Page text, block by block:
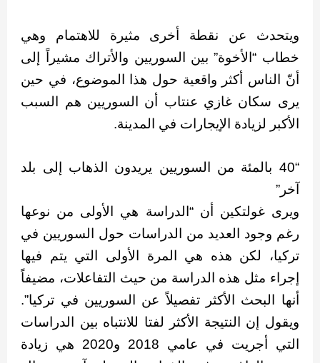
ويتحدث عن نقطة أخرى مثيرة للاهتمام وهي
خطاب “الأخوة” بين السوريين والأتراك مشيراً إلى
أنّ الناس أكثر واقعية حول هذا الموضوع، في حين
يرى سكان غازي عنتاب أن السوريين هم السبب
الأكبر لزيادة الإيجارات في المدينة.
“40 بالمئة من السوريين يريدون الذهاب إلى بلد
آخر”
ويرى غولتكين أن “الدراسة هي الأولى من نوعها
رغم وجود العديد من الدراسات حول السوريين في
تركيا، لكن هذه هي المرة الأولى التي يتم فيها
إجراء مثل هذه الدراسة من حيث التفاعلات، مضيفاً
أنها البحث الأكثر تفصيلاً عن السوريين في تركيا”.
ويقول إن النتيجة الأكثر لفتا للانتباه بين الدراسات
التي أجريت في عامي 2018 و2020 هي زيادة